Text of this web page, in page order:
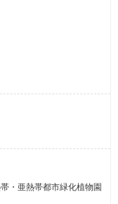
・亜熱帯都市緑化植物園